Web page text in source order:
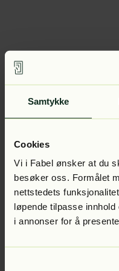
Samtykke
Cookies
Vi i Fabel ønsker at du
besøker oss. Formålet
nettstedets
løpende tilpasse
i annonser for å